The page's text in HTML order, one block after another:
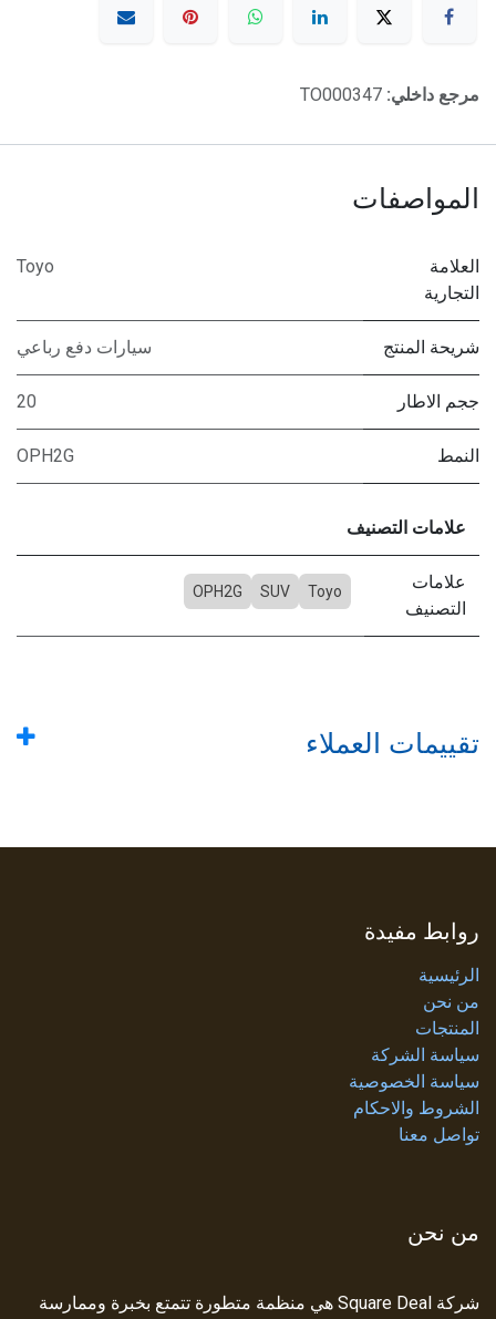
مرجع داخلي: TO000347
المواصفات
العلامة
التجارية
Toyo
شريحة المنتج سيارات دفع رباعي
ججم الاطار 20
النمط OPH2G
علامات التصنيف
علامات
التصنيف
Toyo
SUV
OPH2G
تقييمات العملاء
روابط مفيدة
الرئيسية
من نحن
المنتجات
سياسة الشركة
سياسة الخصوصية
الشروط والاحكام
تواصل معنا
من نحن
شركة Square Deal هي منظمة متطورة تتمتع بخبرة وممارسة